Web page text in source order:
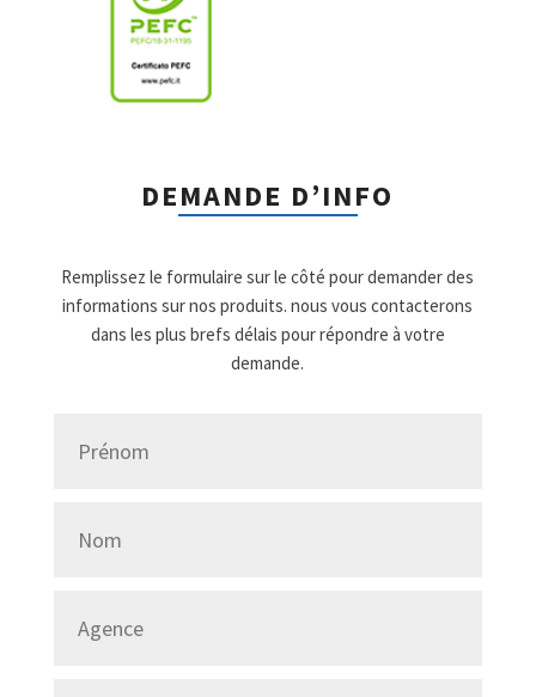
DEMANDE D’INFO
Remplissez le formulaire sur le côté pour demander des
informations sur nos produits. nous vous contacterons
dans les plus brefs délais pour répondre à votre
demande.